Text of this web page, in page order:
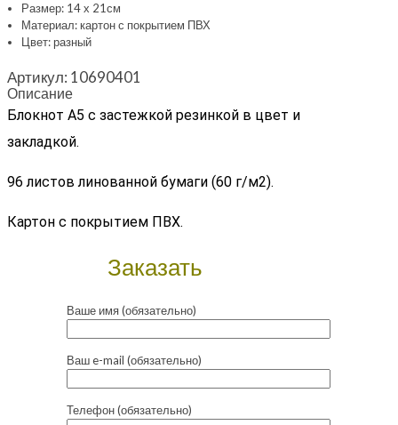
Размер: 14 х 21см
Материал: картон с покрытием ПВХ
Цвет: разный
Артикул: 10690401
Описание
Блокнот А5 с застежкой резинкой в цвет и
закладкой.
96 листов линованной бумаги (60 г/м2).
Картон с покрытием ПВХ.
Заказать
Ваше имя (обязательно)
Ваш e-mail (обязательно)
Телефон (обязательно)